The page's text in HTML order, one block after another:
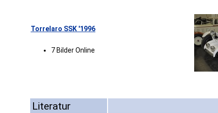
Torrelaro SSK '1996
7 Bilder Online
Literatur